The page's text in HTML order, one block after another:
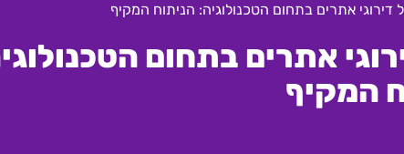
אתרים בתחום הטכנולוגיה: הניתוח המקיף
אתרים בתחום
המקיף